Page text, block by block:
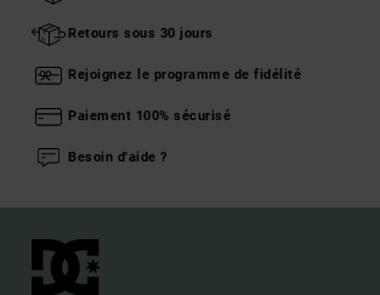
Retours sous 30 jours
Rejoignez le programme de fidélité
Paiement 100% sécurisé
Besoin d'aide ?